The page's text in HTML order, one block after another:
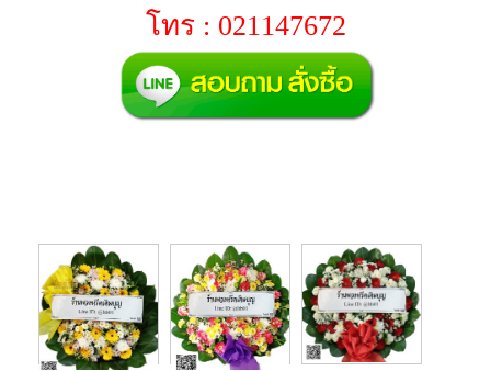
โทร : 021147672